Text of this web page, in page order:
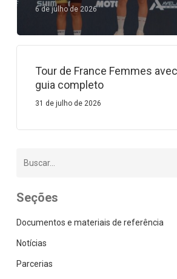
6 de julho de 2026
Tour de France Femmes
guia completo
31 de julho de 2026
Seções
Documentos e materiais de referência
Notícias
Parcerias